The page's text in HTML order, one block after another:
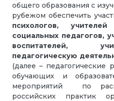
общего образования с
рубежом обеспечить
психологов,
социальных педагогов,
воспитателей,
педагогическую
(далее – педагогические
обучающих и
мероприятий по
российских практик